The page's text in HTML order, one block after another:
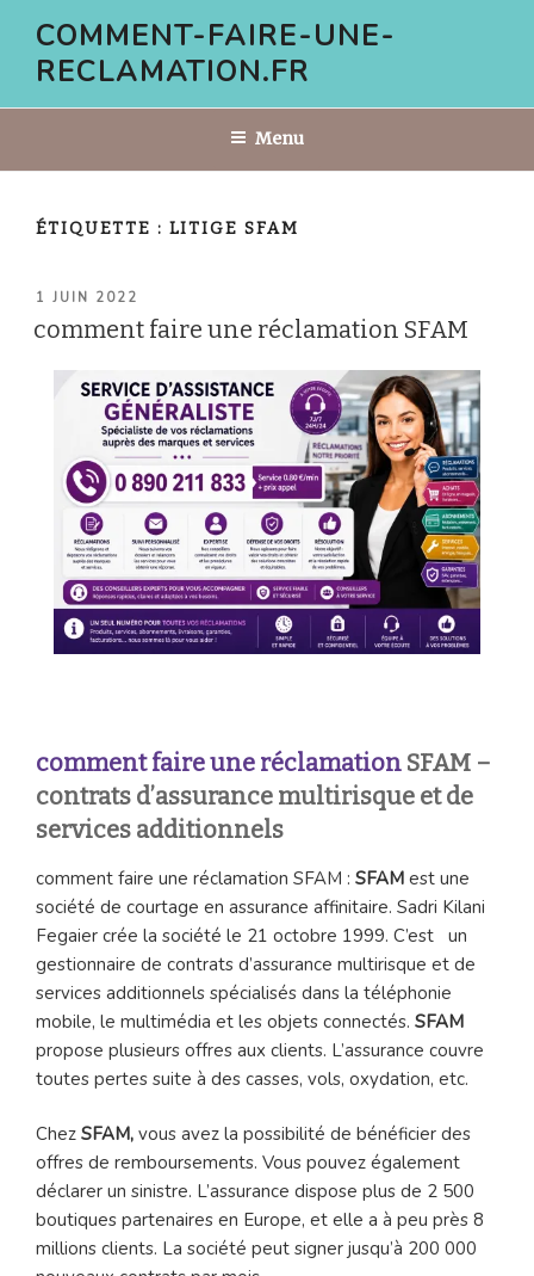
contenu
COMMENT-FAIRE-UNE-
RECLAMATION.FR
Menu
ÉTIQUETTE : LITIGE SFAM
PUBLIÉ
1 JUIN 2022
comment faire une réclamation SFAM
comment faire une réclamation SFAM –
contrats d’assurance multirisque et de
services additionnels
comment faire une réclamation SFAM : SFAM est une
société de courtage en assurance affinitaire. Sadri Kilani
Fegaier crée la société le 21 octobre 1999. C’est un
gestionnaire de contrats d’assurance multirisque et de
services additionnels spécialisés dans la téléphonie
mobile, le multimédia et les objets connectés. SFAM
propose plusieurs offres aux clients. L’assurance couvre
toutes pertes suite à des casses, vols, oxydation, etc.
Chez SFAM, vous avez la possibilité de bénéficier des
offres de remboursements. Vous pouvez également
déclarer un sinistre. L’assurance dispose plus de 2 500
boutiques partenaires en Europe, et elle a à peu près 8
millions clients. La société peut signer jusqu’à 200 000